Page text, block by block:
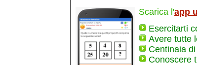
Scarica l'app
Esercitarti
Avere tutte
Centinaia
Conoscere